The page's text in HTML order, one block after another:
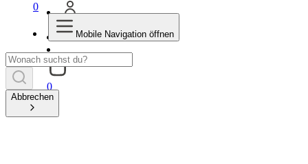
0
0
Mobile Navigation öffnen
Abbrechen